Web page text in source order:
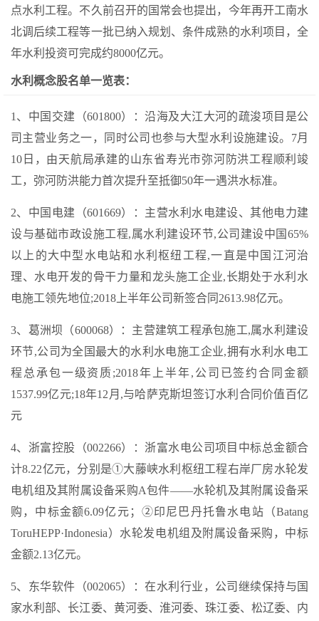
点水利工程。不久前召开的国常会也提出，今年再开工南水
北调后续工程等一批已纳入规划、条件成熟的水利项目，全
年水利投资可完成约8000亿元。
水利概念股名单一览表：
1、中国交建（601800）：沿海及大江大河的疏浚项目是公
司主营业务之一，同时公司也参与大型水利设施建设。7月
10日，由天航局承建的山东省寿光市弥河防洪工程顺利竣
工，弥河防洪能力首次提升至抵御50年一遇洪水标准。
2、中国电建（601669）：主营水利水电建设、其他电力建
设与基础市政设施工程,属水利建设环节,公司建设中国65%
以上的大中型水电站和水利枢纽工程,一直是中国江河治
理、水电开发的骨干力量和龙头施工企业,长期处于水利水
电施工领先地位;2018上半年公司新签合同2613.98亿元。
3、葛洲坝（600068）：主营建筑工程承包施工,属水利建设
环节,公司为全国最大的水利水电施工企业,拥有水利水电工
程总承包一级资质;2018年上半年,公司已签约合同金额
1537.99亿元;18年12月,与哈萨克斯坦签订水利合同价值百亿
元
4、浙富控股（002266）：浙富水电公司项目中标总金额合
计8.22亿元，分别是①大藤峡水利枢纽工程右岸厂房水轮发
电机组及其附属设备采购A包件——水轮机及其附属设备采
购，中标金额6.09亿元；②印尼巴丹托鲁水电站（Batang
ToruHEPP·Indonesia）水轮发电机组及附属设备采购，中标
金额2.13亿元。
5、东华软件（002065）：在水利行业，公司继续保持与国
家水利部、长江委、黄河委、淮河委、珠江委、松辽委、内